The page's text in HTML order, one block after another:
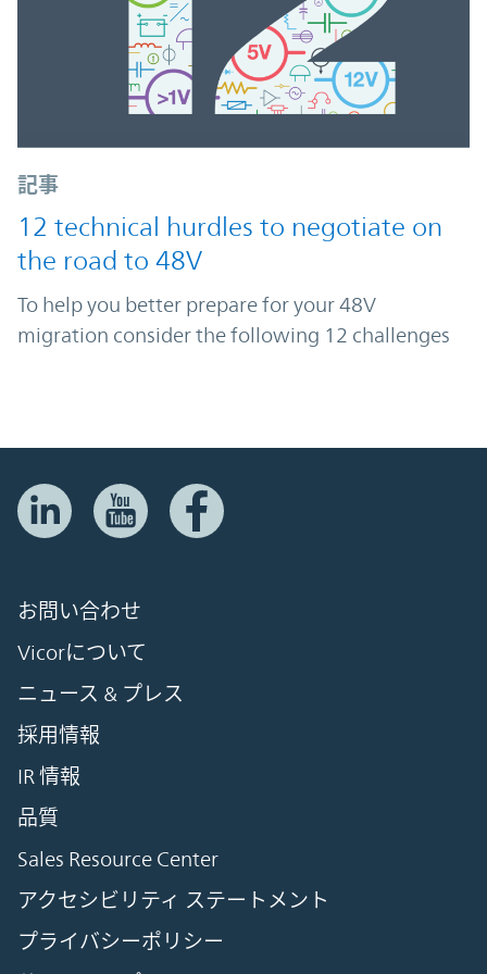
記事
12 technical hurdles to negotiate on
the road to 48V
To help you better prepare for your 48V
migration consider the following 12 challenges
お問い合わせ
Vicorについて
ニュース & プレス
採用情報
IR 情報
品質
Sales Resource Center
アクセシビリティ ステートメント
プライバシーポリシー